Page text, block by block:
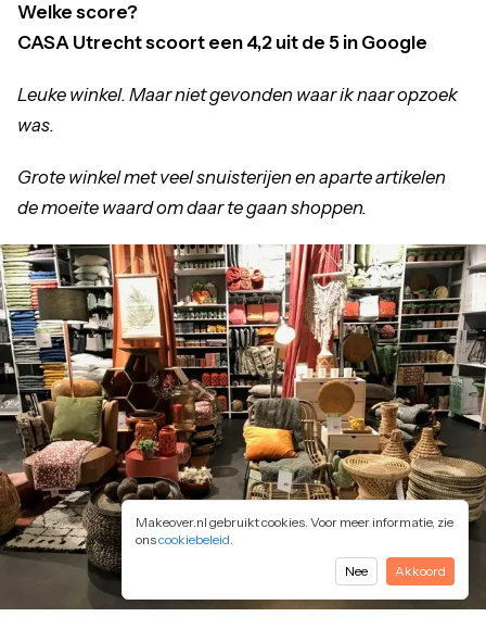
Welke score?
CASA Utrecht scoort een 4,2 uit de 5 in Google
Leuke winkel. Maar niet gevonden waar ik naar opzoek
was.
Grote winkel met veel snuisterijen en aparte artikelen
de moeite waard om daar te gaan shoppen.
Makeover.nl gebruikt cookies. Voor meer informatie, zie
onscookiebeleid.
Nee
Akkoord